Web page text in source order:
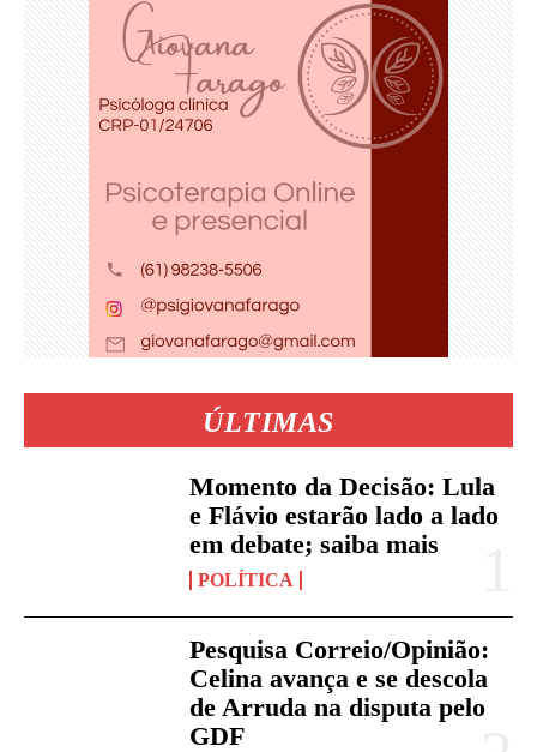
ÚLTIMAS
Momento da Decisão: Lula
e Flávio estarão lado a lado
em debate; saiba mais
POLÍTICA
Pesquisa Correio/Opinião:
Celina avança e se descola
de Arruda na disputa pelo
GDF